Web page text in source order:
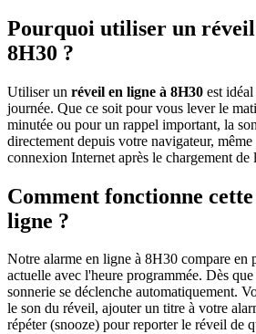
Pourquoi utiliser un réveil
8H30 ?
Utiliser un réveil en ligne à 8H30 est
journée. Que ce soit pour vous lever le
minutée ou pour un rappel important, la
directement depuis votre navigateur,
connexion Internet après le chargement de
Comment fonctionne
ligne ?
Notre alarme en ligne à 8H30 compare en
actuelle avec l'heure programmée. Dès
sonnerie se déclenche automatiquement.
le son du réveil, ajouter un titre à votre
répéter (snooze) pour reporter le réveil de